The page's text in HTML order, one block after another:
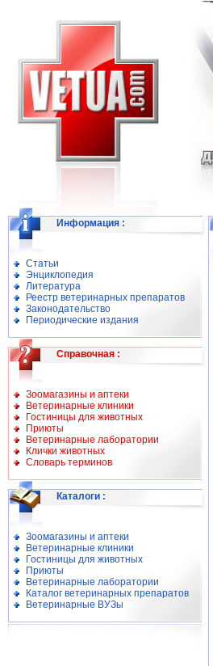
Информация :
Статьи
Энциклопедия
Литература
Реестр ветеринарных препаратов
Законодательство
Периодические издания
Справочная :
Зоомагазины и аптеки
Ветеринарные клиники
Гостиницы для животных
Приюты
Ветеринарные лаборатории
Клички животных
Словарь терминов
Каталоги :
Зоомагазины и аптеки
Ветеринарные клиники
Гостиницы для животных
Приюты
Ветеринарные лаборатории
Каталог ветеринарных препаратов
Ветеринарные ВУЗы